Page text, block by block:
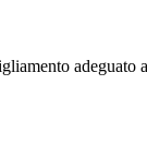
adeguato